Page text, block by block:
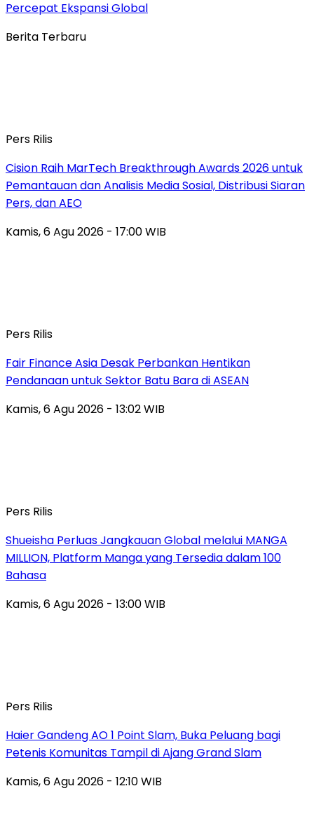
Percepat Ekspansi Global
Berita Terbaru
Pers Rilis
Cision Raih MarTech Breakthrough Awards 2026 untuk
Pemantauan dan Analisis Media Sosial, Distribusi Siaran
Pers, dan AEO
Kamis, 6 Agu 2026 - 17:00 WIB
Pers Rilis
Fair Finance Asia Desak Perbankan Hentikan
Pendanaan untuk Sektor Batu Bara di ASEAN
Kamis, 6 Agu 2026 - 13:02 WIB
Pers Rilis
Shueisha Perluas Jangkauan Global melalui MANGA
MILLION, Platform Manga yang Tersedia dalam 100
Bahasa
Kamis, 6 Agu 2026 - 13:00 WIB
Pers Rilis
Haier Gandeng AO 1 Point Slam, Buka Peluang bagi
Petenis Komunitas Tampil di Ajang Grand Slam
Kamis, 6 Agu 2026 - 12:10 WIB